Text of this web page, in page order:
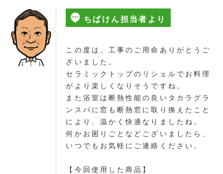
ちばけん担当者より
この度は、工事のご用命ありがとうご
ざいました。
セラミックトップのリシェルでお料理
がより楽しくなりそうですね。
また浴室は断熱性能の良いタカラグラ
ンスパに窓も断熱窓に取り換えたこと
により、温かく快適なりましたね。
何かお困りごとなどございましたら、
いつでもお気軽にご連絡ください。
【今回使用した商品】